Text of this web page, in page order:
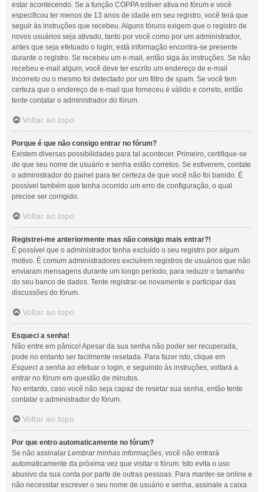
estar acontecendo. Se a função COPPA estiver ativa no fórum e você
especificou ter menos de 13 anos de idade em seu registro, você terá que
seguir às instruções que recebeu. Alguns fóruns exigem que o registro de
novos usuários seja ativado, tanto por você como por um administrador,
antes que seja efetuado o login; está informação encontra-se presente
durante o registro. Se recebeu um e-mail, então siga às instruções. Se não
recebeu e-mail algum, você deve ter escrito um endereço de e-mail
incorreto ou o mesmo foi detectado por um filtro de spam. Se você tem
certeza que o endereço de e-mail que forneceu é válido e correto, então
tente contatar o administrador do fórum.
Voltar ao topo
Porque é que não consigo entrar no fórum?
Existem diversas possibilidades para tal acontecer. Primeiro, certifique-se
de que seu nome de usuário e senha estão corretos. Se estiverem, contate
o administrador do painel para ter certeza de que você não foi banido. É
possível também que tenha ocorrido um erro de configuração, o qual
precise ser corrigido.
Voltar ao topo
Registrei-me anteriormente mas não consigo mais entrar?!
É possível que o administrador tenha excluído o seu registro por algum
motivo. É comum administradores excluírem registros de usuários que não
enviaram mensagens durante um longo período, para reduzir o tamanho
do seu banco de dados. Tente registrar-se novamente e participar das
discussões do fórum.
Voltar ao topo
Esqueci a senha!
Não entre em pânico! Apesar da sua senha não poder ser recuperada,
pode no entanto ser facilmente resetada. Para fazer isto, clique em
Esqueci a senha ao efetuar o login, e seguindo às instruções, voltará a
entrar no fórum em questão de minutos.
No entanto, caso você não seja capaz de resetar sua senha, então tente
contatar o administrador do fórum.
Voltar ao topo
Por que entro automaticamente no fórum?
Se não assinalar Lembrar minhas informações, você não entrará
automaticamente da próxima vez que visitar o fórum. Isto evita o uso
abusivo da sua conta por parte de outras pessoas. Para manter-se online e
não necessitar escrever o seu nome de usuário e senha, assinale a caixa